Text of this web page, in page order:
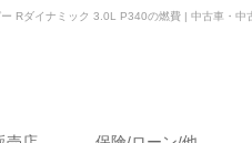
ー Rダイナミック 3.0L P340の燃費 | 中古車・中